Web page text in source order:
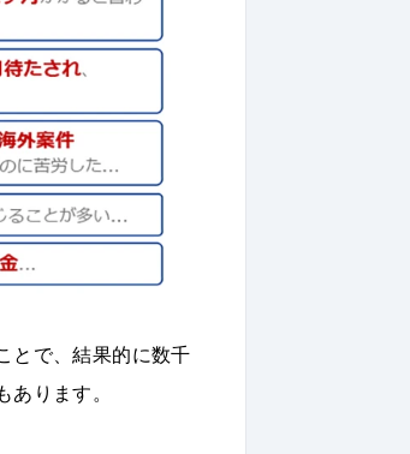
とで、結果的に数千
ります。